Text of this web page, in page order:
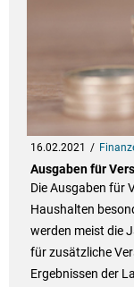
16.02.2021
Ausgaben für
Die Ausgaben für
Haushalten
werden meist die
für zusätzliche
Ergebnissen der